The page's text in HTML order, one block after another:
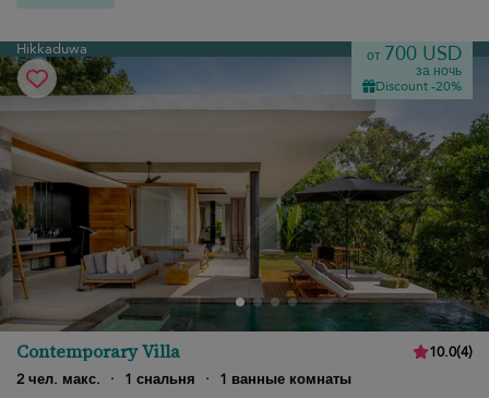
Hikkaduwa от 700 USD
за ночь
Discount -20%
Contemporary Villa 10.0(4)
2 чел. макс.
· 1 снальня ·
1 ванные комнаты